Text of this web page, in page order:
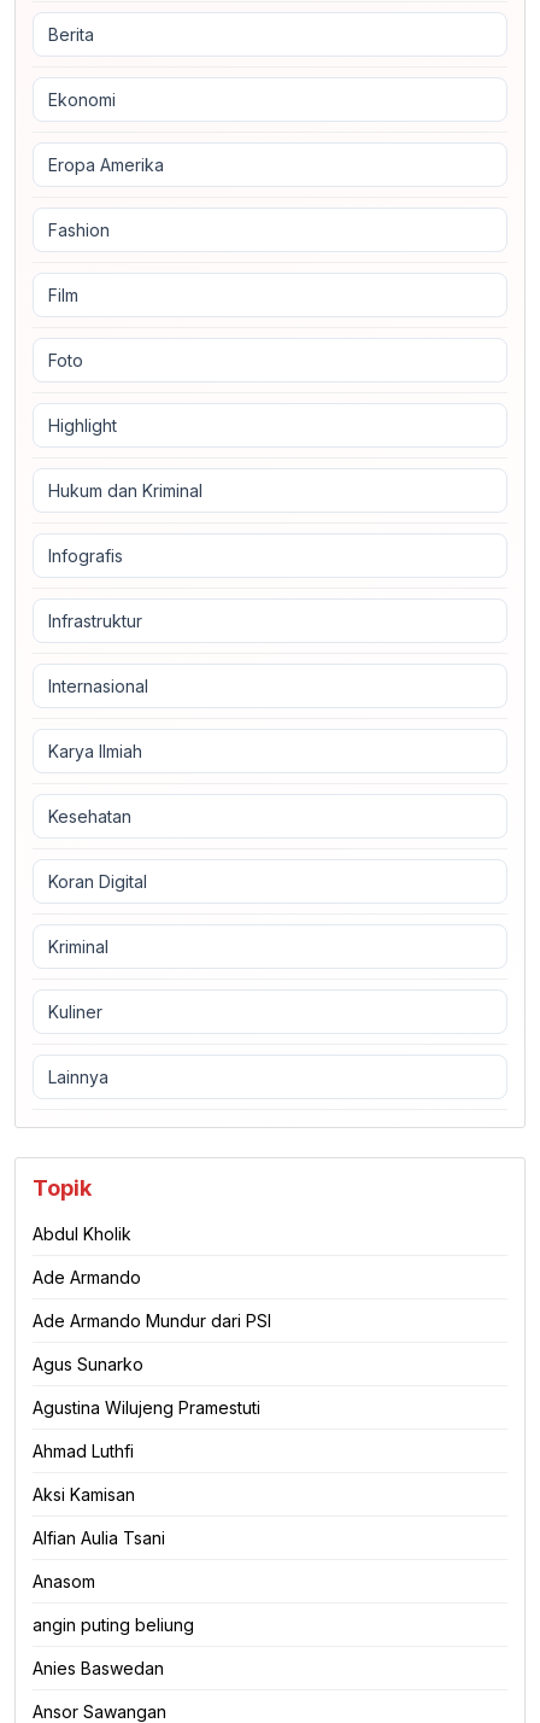
Berita
Ekonomi
Eropa Amerika
Fashion
Film
Foto
Highlight
Hukum dan Kriminal
Infografis
Infrastruktur
Internasional
Karya Ilmiah
Kesehatan
Koran Digital
Kriminal
Kuliner
Lainnya
Topik
Abdul Kholik
Ade Armando
Ade Armando Mundur dari PSI
Agus Sunarko
Agustina Wilujeng Pramestuti
Ahmad Luthfi
Aksi Kamisan
Alfian Aulia Tsani
Anasom
angin puting beliung
Anies Baswedan
Ansor Sawangan